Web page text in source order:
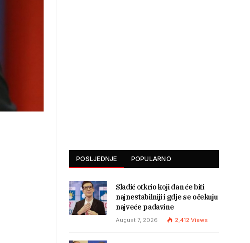
POSLJEDNJE POPULARNO
Sladić otkrio koji dan će biti
najnestabilniji i gdje se očekuju
najveće padavine
August 7, 2026 2,412 Views